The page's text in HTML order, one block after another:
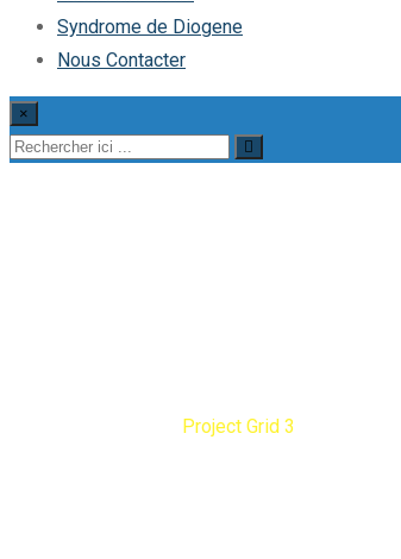
Syndrome de Diogene
Nous Contacter
×
Project Grid 3